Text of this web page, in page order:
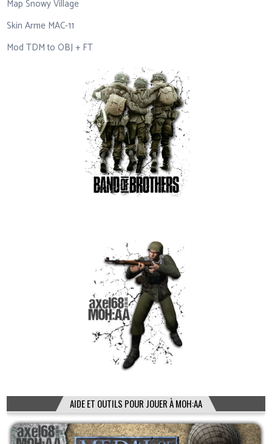
Map Snowy Village
Skin Arme MAC-11
Mod TDM to OBJ + FT
AIDE ET OUTILS POUR JOUER À MOH:AA